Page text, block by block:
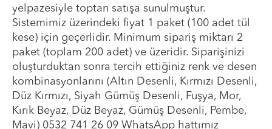
yelpazesiyle toptan satışa sunulmuştur.
Sistemimiz üzerindeki fiyat 1 paket (100 adet tül
kese) için geçerlidir. Minimum sipariş miktarı 2
paket (toplam 200 adet) ve üzeridir. Siparişinizi
oluşturduktan sonra tercih ettiğiniz renk ve desen
kombinasyonlarını (Altın Desenli, Kırmızı Desenli,
Düz Kırmızı, Siyah Gümüş Desenli, Fuşya, Mor,
Kırık Beyaz, Düz Beyaz, Gümüş Desenli, Pembe,
Mavi) 0532 741 26 09 WhatsApp hattımız